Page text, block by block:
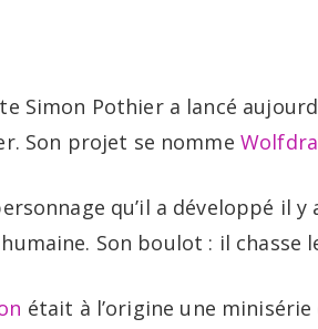
Simon Pothier a lancé
Son projet se nomme
qu’il a développé il
Son boulot : il chasse
était à l’origine une